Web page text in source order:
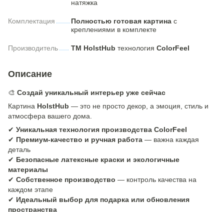
натяжка
Комплектация Полностью готовая картина с
креплениями в комплекте
Производитель ТМ HolstHub технология ColorFeel
Описание
🎨 Создай уникальный интерьер уже сейчас
Картина HolstHub — это не просто декор, а эмоция, стиль и
атмосфера вашего дома.
✔ Уникальная технология производства ColorFeel
✔ Премиум-качество и ручная работа — важна каждая
деталь
✔ Безопасные латексные краски и экологичные
материалы
✔ Собственное производство — контроль качества на
каждом этапе
✔ Идеальный выбор для подарка или обновления
пространства